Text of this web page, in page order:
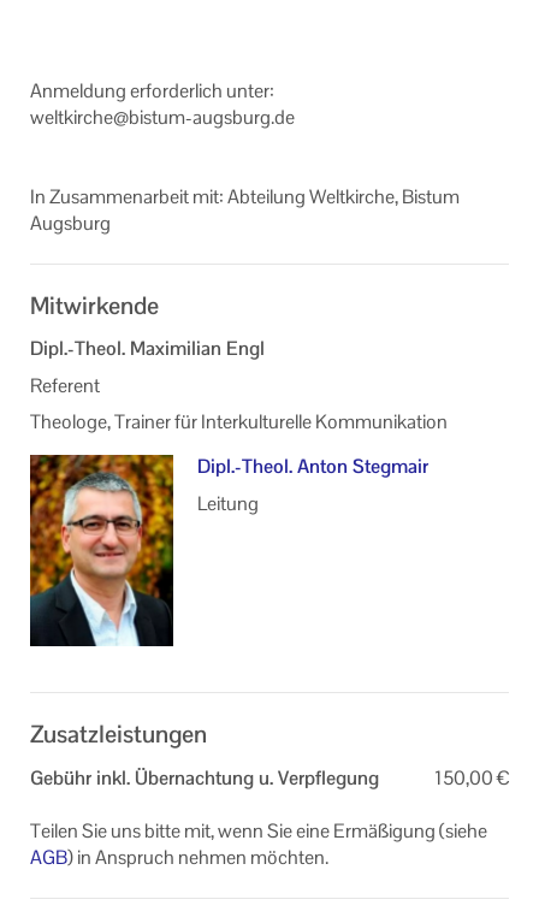
An­mel­dung er­for­der­lich unter:
welt­kir­che@bistum-​augsburg.de
In Zu­sam­men­ar­beit mit: Ab­tei­lung Welt­kir­che, Bis­tum
Augs­burg
Mitwirkende
Dipl.-Theol. Maximilian Engl
Referent
Theologe, Trainer für Interkulturelle Kommunikation
Dipl.-Theol. Anton Stegmair
Leitung
Zusatzleistungen
Gebühr inkl. Übernachtung u. Verpflegung 150,00 €
Teilen Sie uns bitte mit, wenn Sie eine Ermäßigung (siehe
AGB) in Anspruch nehmen möchten.